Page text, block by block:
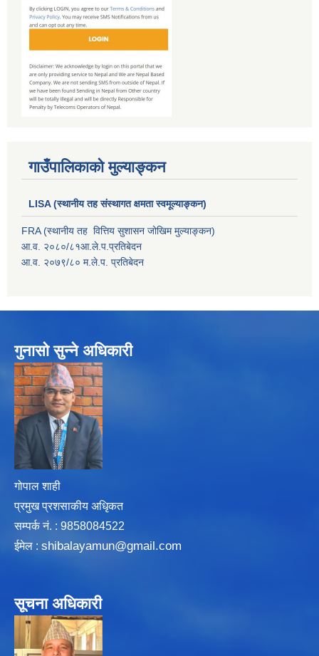
गाउँपालिकाको मुल्याङ्कन
LISA (स्थानीय तह संस्थागत क्षमता स्वमूल्याङ्कन)
FRA (स्थानीय तह वित्तिय सुशासन जोखिम मुल्याङ्कन)
आ.व. २०८०/८१आ.ले.प.प्रतिबेदन
आ.व. २०७९/८० म.ले.प. प्रतिबेदन
गुनासो सुन्ने अधिकारी
गोपाल शाही
प्रमुख प्रशसाकीय अधिृकत
सम्पर्क न‌ं. : 9858084522
ईमेल : shibalayamun@gmail.com
सूचना अधिकारी